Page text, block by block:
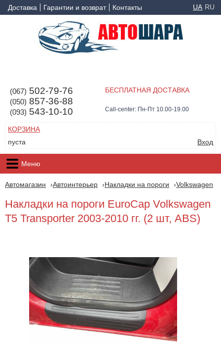
Доставка Гарантии и возврат Контакты UA RU
(067) 502-79-76
(050) 857-36-88
(093) 543-10-10
БЕСПЛАТНАЯ ДОСТАВКА
Call-center: Пн-Пт 10.00-19.00
КОРЗИНА
пуста
Вход
Меню
Автомагазин Автоинтерьер Накладки на пороги Volkswagen
Накладки на пороги EuroCap Volkswagen
T5 Transporter 2003-2010 гг. (2 шт, ABS)